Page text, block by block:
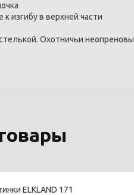
изгибу в верхней части
Охотничьи